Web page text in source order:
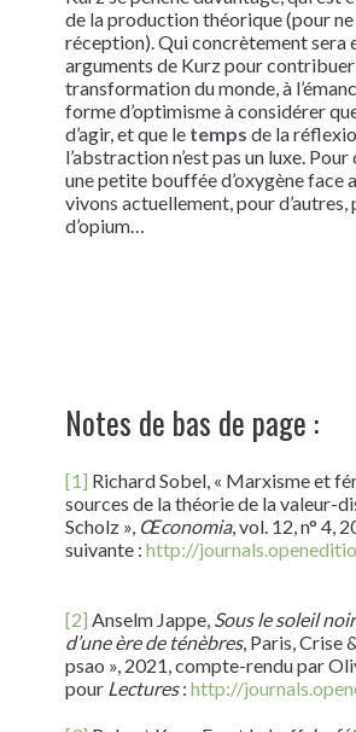
de la production théorique (pour
réception). Qui concrètement sera
arguments de Kurz pour
transformation du monde, à
forme d’optimisme à considérer
d’agir, et que le temps de la
l’abstraction n’est pas un luxe.
une petite bouffée d’oxygène face
vivons actuellement, pour
d’opium…
Notes de bas de page :
[1] Richard Sobel, « Marxisme et
sources de la théorie de la valeur-
Scholz », Œconomia, vol. 12, n° 4,
suivante : http://
[2] Anselm Jappe, Sous le soleil
d’une ère de ténèbres, Paris, Crise
psao », 2021, compte-rendu par
pour Lectures: http://